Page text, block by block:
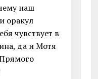
наш
оракул
чувствует в
да и Мотя